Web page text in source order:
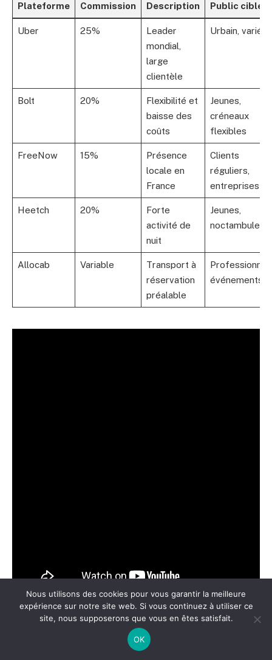
Plateforme Commission Description Public cible
Uber 25%
Leader
mondial,
large
clientèle
Urbain, varié
Bolt 20%
Flexibilité et
baisse des
coûts
Jeunes,
créneaux
flexibles
FreeNow 15%
Présence
locale en
France
Clients
réguliers,
entreprises
Heetch 20%
Forte
activité de
nuit
Jeunes,
noctambules
Allocab Variable
Transport à
réservation
préalable
événements
Qualité de service et label France
VTC Limousine : comment se
Nous utilisons des cookies pour vous garantir la meilleure
expérience sur notre site web. Si vous continuez à utiliser ce
site, nous supposerons que vous en êtes satisfait.
OK